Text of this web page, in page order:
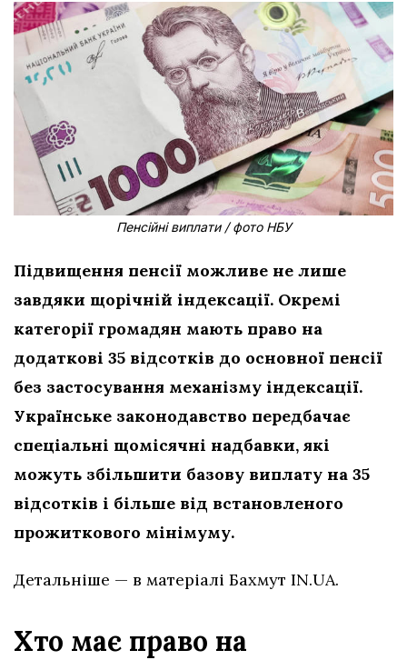
Пенсійні виплати / фото НБУ
Підвищення пенсії можливе не лише
завдяки щорічній індексації. Окремі
категорії громадян мають право на
додаткові 35 відсотків до основної пенсії
без застосування механізму індексації.
Українське законодавство передбачає
спеціальні щомісячні надбавки, які
можуть збільшити базову виплату на 35
відсотків і більше від встановленого
прожиткового мінімуму.
Детальніше — в матеріалі Бахмут IN.UA.
Хто має право на